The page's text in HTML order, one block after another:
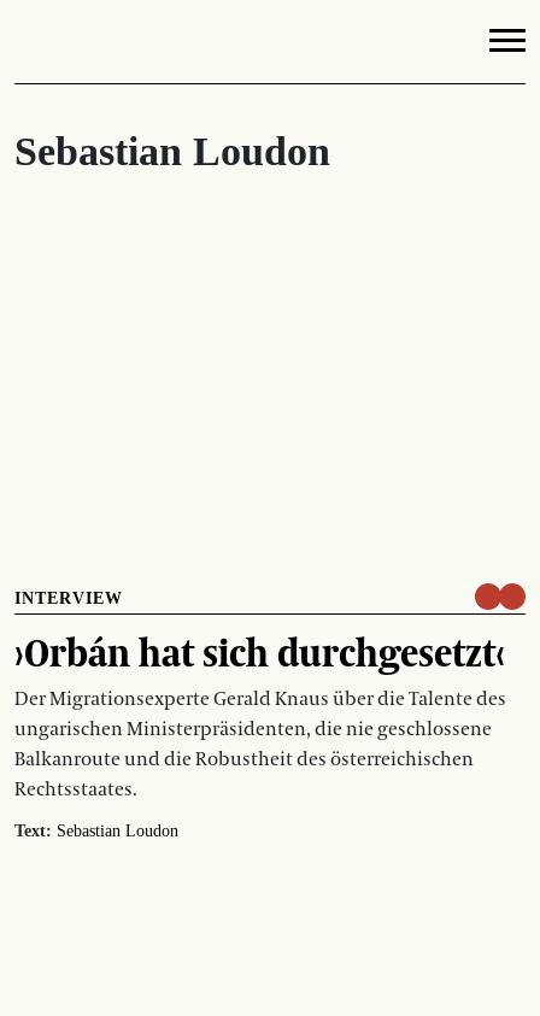
Sebastian Loudon
INTERVIEW
›Orbán hat sich durchgesetzt‹
Der Migrationsexperte Gerald Knaus über die Talente des
ungarischen Ministerpräsidenten, die nie geschlossene
Balkanroute und die Robustheit des österreichischen
Rechtsstaates.
Text: Sebastian Loudon